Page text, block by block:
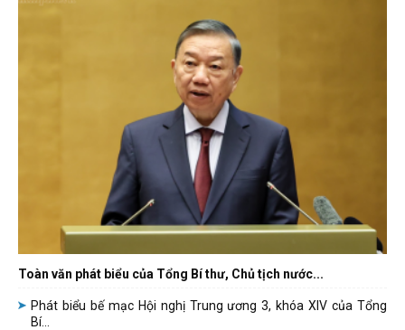
Toàn văn phát biểu của Tổng Bí thư, Chủ tịch nước...
Phát biểu bế mạc Hội nghị Trung ương 3, khóa XIV của Tổng
Bí...